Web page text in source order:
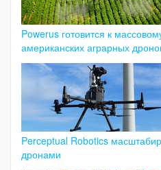
Powerus готовится к
американских аграрных
Perceptual Robotics
дронами